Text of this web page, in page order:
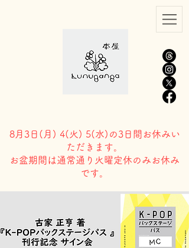
8月3日( 月) 4(火) 5(水)の3日間お休みい
ただきます。
​お盆期間は通常通り火曜定休のみお休み
です。